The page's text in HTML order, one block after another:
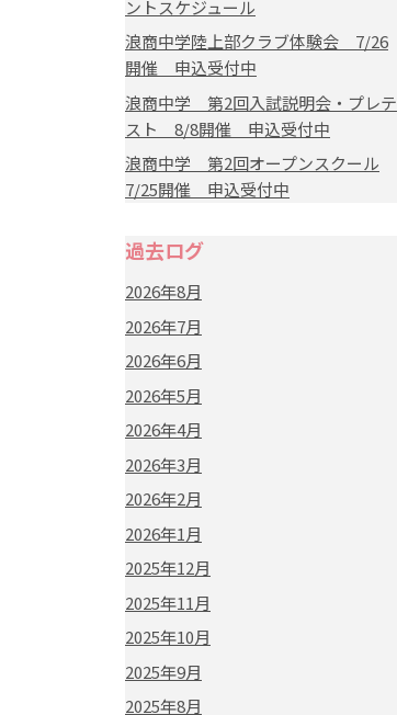
ントスケジュール
浪商中学陸上部クラブ体験会 7/26
開催 申込受付中
浪商中学 第2回入試説明会・プレテ
スト 8/8開催 申込受付中
浪商中学 第2回オープンスクール
7/25開催 申込受付中
過去ログ
2026年8月
2026年7月
2026年6月
2026年5月
2026年4月
2026年3月
2026年2月
2026年1月
2025年12月
2025年11月
2025年10月
2025年9月
2025年8月